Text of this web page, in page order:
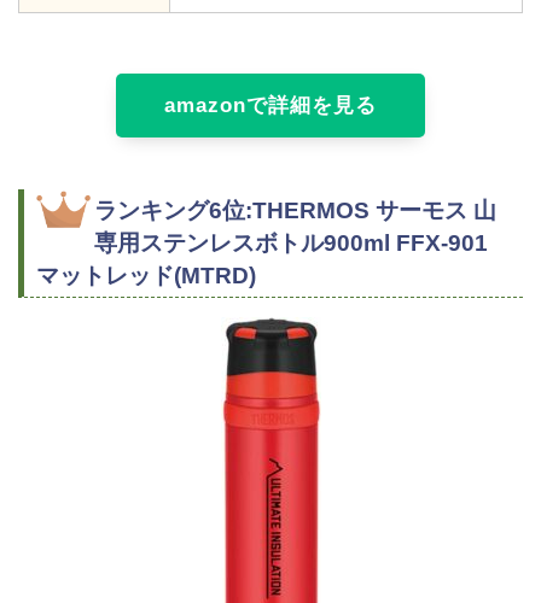
amazonで詳細を見る
ランキング6位:THERMOS サーモス 山
専用ステンレスボトル900ml FFX-901
マットレッド(MTRD)